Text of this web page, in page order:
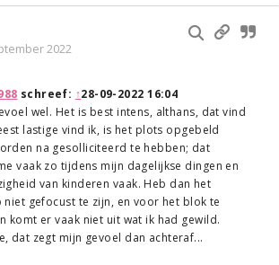
2022
schreef: ↑28-09-2022 16:04
wel. Het is best intens, althans, dat vind
lastige vind ik, is het plots opgebeld
na gesolliciteerd te hebben; dat
vaak zo tijdens mijn dagelijkse dingen en
van kinderen vaak. Heb dan het
niet gefocust te zijn, en voor het blok te
komt er vaak niet uit wat ik had gewild.
dat zegt mijn gevoel dan achteraf...